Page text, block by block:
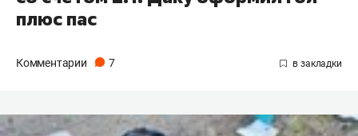
плюс пас
Комментарии 7